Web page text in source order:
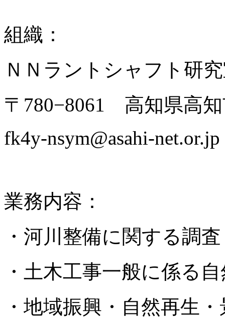
組織：
ＮＮラントシャフト研
〒780−8061 高知県高知
fk4y-nsym@asahi-net.or.jp
業務内容：
・河川整備に関する調
・土木工事一般に係る
・地域振興・自然再生